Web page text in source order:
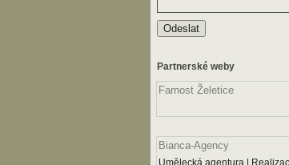
Partnerské weby
Farnost Želetice
Bianca-Agency
Umělecká agentura |